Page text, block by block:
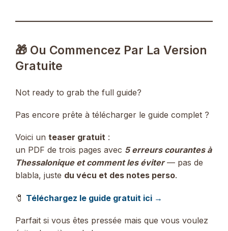
🎁 Ou Commencez Par La Version
Gratuite
Not ready to grab the full guide?
Pas encore prête à télécharger le guide complet ?
Voici un teaser gratuit :
un PDF de trois pages avec 5 erreurs courantes à
Thessalonique et comment les éviter— pas de
blabla, juste du vécu et des notes perso.
🧷 Téléchargez le guide gratuit ici →
Parfait si vous êtes pressée mais que vous voulez